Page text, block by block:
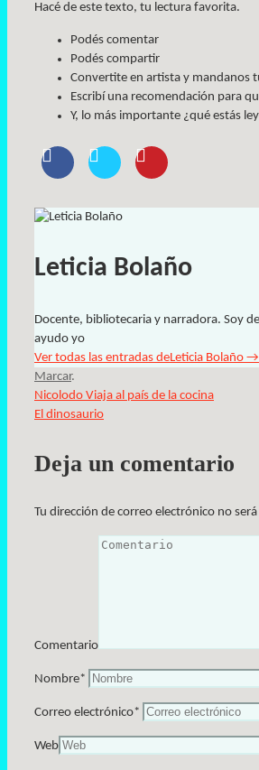
Hacé de este texto, tu lectura favorita.
Podés comentar
Podés compartir
Convertite en artista y mandanos
Escribí una recomendación para
Y, lo más importante ¿qué estás
Leticia Bolaño
Docente, bibliotecaria y narradora. Soy
ayudo yo
Ver todas las entradas deLeticia Bolaño →
Marcar.
Nicolodo Viaja al país de la cocina
El dinosaurio
Deja un comentario
Tu dirección de correo electrónico no
Comentario
Nombre*
Correo electrónico*
Web